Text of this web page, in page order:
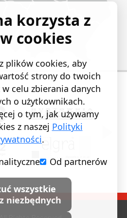
korzysta z
cookies
plików cookies, aby
strony do twoich
celu zbierania danych
o użytkownikach.
o tym, jak używamy
z naszej Polityki
.
Od partnerów
wszystkie
niezbędnych